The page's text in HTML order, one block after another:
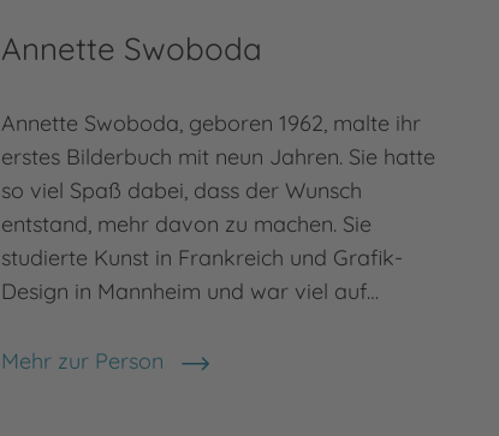
Annette Swoboda
Annette Swoboda, geboren 1962, malte ihr
erstes Bilderbuch mit neun Jahren. Sie hatte
so viel Spaß dabei, dass der Wunsch
entstand, mehr davon zu machen. Sie
studierte Kunst in Frankreich und Grafik-
Design in Mannheim und war viel auf…
Mehr zur Person
Annette Swoboda